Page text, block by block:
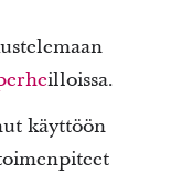
illoissa.
käyttöön